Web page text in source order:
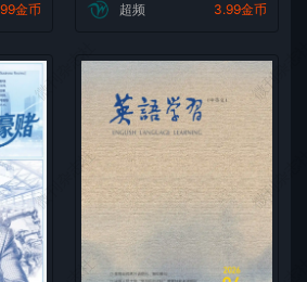
金币 超频 3.99金币
微刊杂志社
微刊杂
微刊杂志社
微刊杂